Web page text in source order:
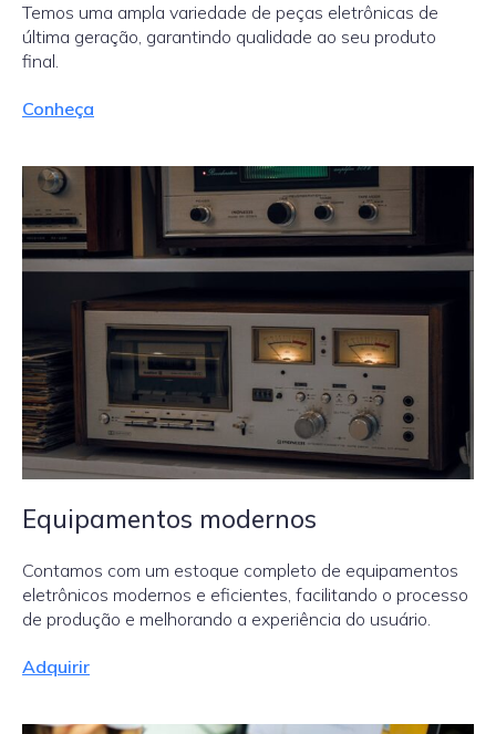
Temos uma ampla variedade de peças eletrônicas de
última geração, garantindo qualidade ao seu produto
final.
Conheça
Equipamentos modernos
Contamos com um estoque completo de equipamentos
eletrônicos modernos e eficientes, facilitando o processo
de produção e melhorando a experiência do usuário.
Adquirir